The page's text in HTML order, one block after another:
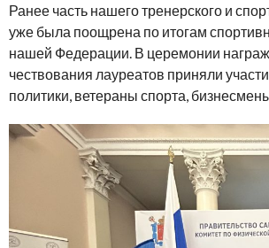
Ранее часть нашего тренерского и
уже была поощрена по итогам
нашей Федерации. В церемонии
чествования лауреатов приняли
политики, ветераны спорта,